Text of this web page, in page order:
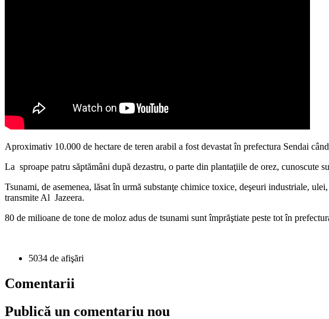
Aproximativ 10.000 de hectare de teren arabil a fost devastat în prefectura Sendai
La sproape patru săptămâni după dezastru, o parte din plantaţiile de orez, cunoscute
Tsunami, de asemenea, lăsat în urmă substanţe chimice toxice, deşeuri industriale,
transmite Al Jazeera.
80 de milioane de tone de moloz adus de tsunami sunt împrăştiate peste tot în
5034 de afişări
Comentarii
Publică un comentariu nou